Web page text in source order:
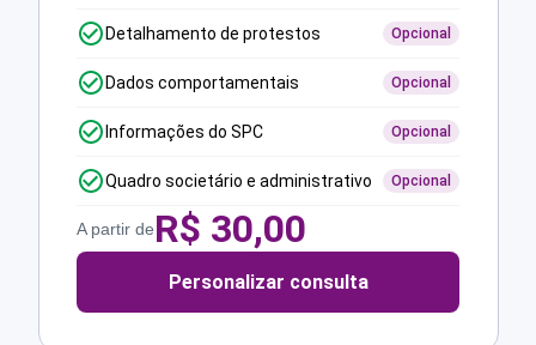
Detalhamento de protestos Opcional
Dados comportamentais Opcional
Informações do SPC Opcional
Quadro societário e administrativo Opcional
A partir deR$ 30,00
Personalizar consulta